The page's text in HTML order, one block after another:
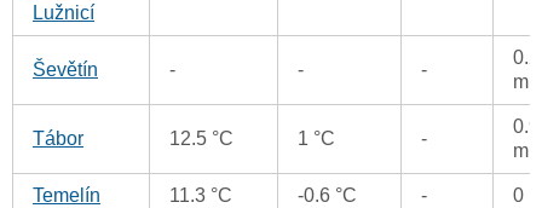
Lužnicí
Ševětín - - -
0.2
Tábor 12.5 °C 1 °C -
0.9
Temelín 11.3 °C -0.6 °C - 0